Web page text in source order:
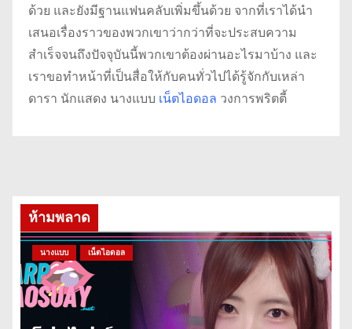
ด้วย และยังมีฐานแฟนคลับเพิ่มขึ้นด้วย จากที่เราได้นำ
เสนอเรื่องราวของพวกเขาว่ากว่าที่จะประสบความ
สำเร็จจนถึงปัจจุบันนี้พวกเขาต้องผ่านอะไรมาบ้าง และ
เราขอทำหน้าที่เป็นสื่อให้กับคนทั่วไปได้รู้จักกับเหล่า
ดารา นักแสดง นางแบบ เน็ตไอดอล วงการพริตตี้
ห้ามพลาด
นางแบบ เน็ตไอดอล